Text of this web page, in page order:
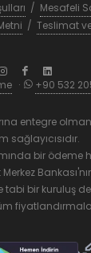
/ Mesafeli
/ Teslimat
· +90 532
entegre
sağlayıcısıdır.
bir ödeme
tabi bir kuruluş